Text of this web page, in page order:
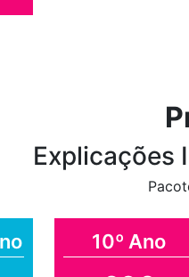
Explicações
10º Ano